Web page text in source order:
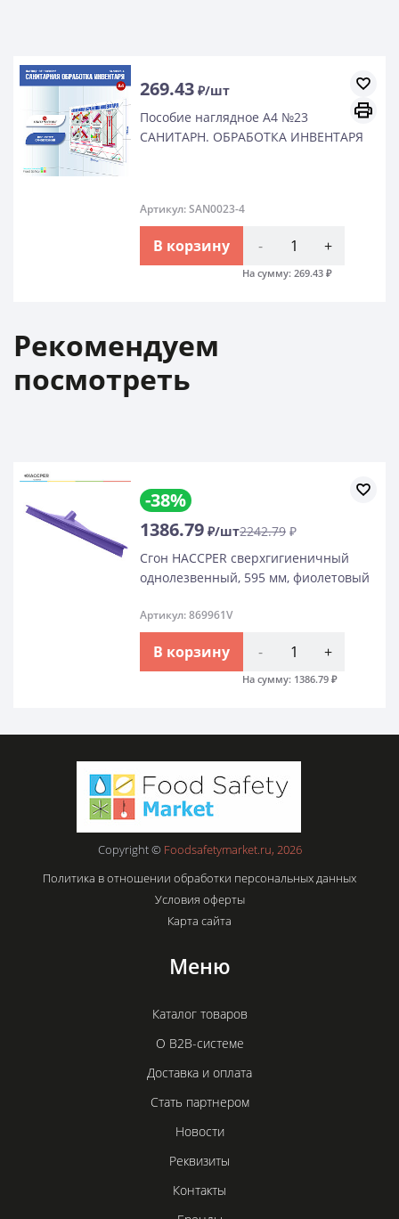
269.43 ₽/шт
Пособие наглядное А4 №23
САНИТАРН. ОБРАБОТКА ИНВЕНТАРЯ
Артикул: SAN0023-4
В корзину - +
На сумму: 269.43 ₽
Рекомендуем
посмотреть
-38%
1386.79 ₽/шт2242.79 ₽
Сгон HACCPER сверхгигиеничный
однолезвенный, 595 мм, фиолетовый
Артикул: 869961V
В корзину - +
На сумму: 1386.79 ₽
Copyright © Foodsafetymarket.ru, 2026
Политика в отношении обработки персональных данных
Условия оферты
Карта сайта
Меню
Каталог товаров
О B2B-системе
Доставка и оплата
Стать партнером
Новости
Реквизиты
Контакты